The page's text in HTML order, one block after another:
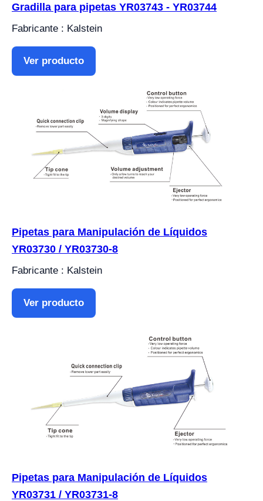
Gradilla para pipetas YR03743 - YR03744
Fabricante : Kalstein
Ver producto
Pipetas para Manipulación de Líquidos
YR03730 / YR03730-8
Fabricante : Kalstein
Ver producto
Pipetas para Manipulación de Líquidos
YR03731 / YR03731-8